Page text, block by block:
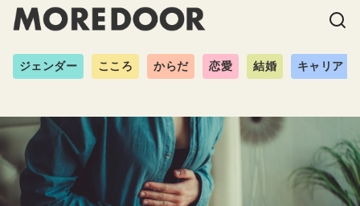
ジェンダー こころ からだ 恋愛 結婚 キャリア